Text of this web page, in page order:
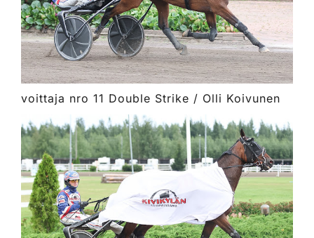
voittaja nro 11 Double Strike / Olli Koivunen